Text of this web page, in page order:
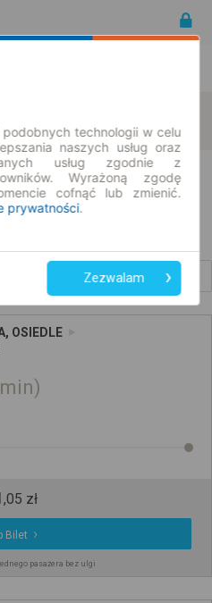
OSIEDLE
,05 zł
Bilet
pasażera bez ulgi
technologii w celu
naszych usług oraz
usług zgodnie z
Wyrażoną zgodę
cofnąć lub zmienić.
prywatności.
Zezwalam